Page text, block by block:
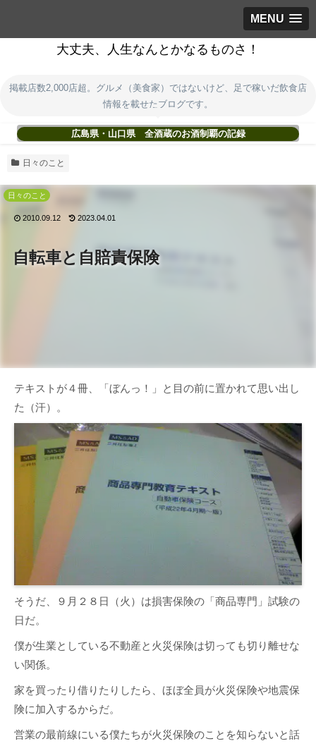
MENU
大丈夫、人生なんとかなるものさ！
掲載店数2,000店超。グルメ（美食家）ではないけど、足で稼いだ飲食店
情報を載せたブログです。
広島県・山口県 全酒蔵のお酒制覇の記録
日々のこと
自転車と自賠責保険
日々のこと
2010.09.12 2023.04.01
テキストが４冊、「ぼんっ！」と目の前に置かれて思い出し
た（汗）。
そうだ、９月２８日（火）は損害保険の「商品専門」試験の
日だ。
僕が生業としている不動産と火災保険は切っても切り離せな
い関係。
家を買ったり借りたりしたら、ほぼ全員が火災保険や地震保
険に加入するからだ。
営業の最前線にいる僕たちが火災保険のことを知らないと話